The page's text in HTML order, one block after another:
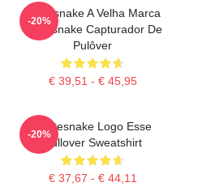
Whitesnake A Velha Marca
Whitesnake Capturador De
Pulôver
€ 39,51 - € 45,95
-20%
Whitesnake Logo Esse
Pullover Sweatshirt
€ 37,67 - € 44,11
-20%